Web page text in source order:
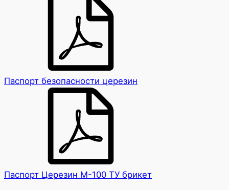
Паспорт безопасности церезин
Паспорт Церезин М-100 ТУ брикет